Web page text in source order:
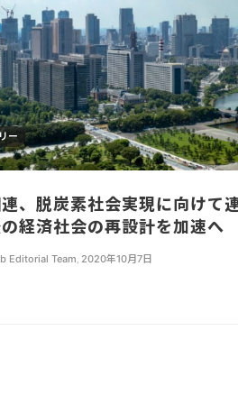
ー
、脱炭素社会実現に向けて
経済社会の再設計を加速へ
Editorial Team 2020年10月7日